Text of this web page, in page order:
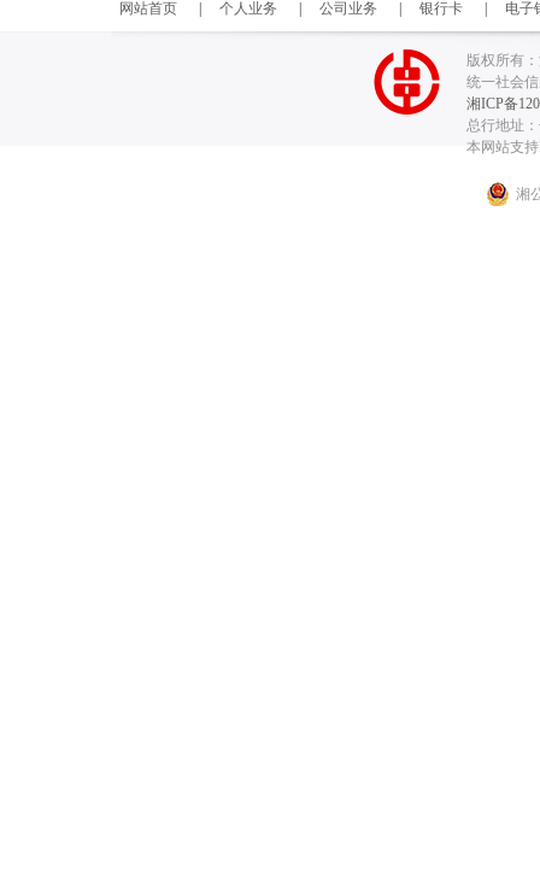
网站首页 个人业务 公司业务 银行卡 电子
版权所有
统一社会信
湘ICP备
总行地址
本网站支
湘